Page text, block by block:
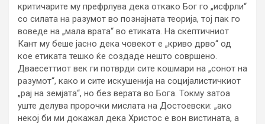
критичарите му префрлува дека откако Бог го „исфрли“
со силата на разумот во познајната теорија, тој пак го
воведе на „мала врата“ во етиката. На скептичниот
Кант му беше јасно дека човекот е „криво дрво“ од
кое етиката тешко ќе создаде нешто совршено.
Дваесеттиот век ги потврди сите кошмари на „сонот на
разумот“, како и сите искушенија на социјалистичкиот
„рај на земјата“, но без верата во Бога. Токму затоа
уште делува пророчки мислата на Достоевски: „ако
некој би ми докажал дека Христос е вон вистината, а